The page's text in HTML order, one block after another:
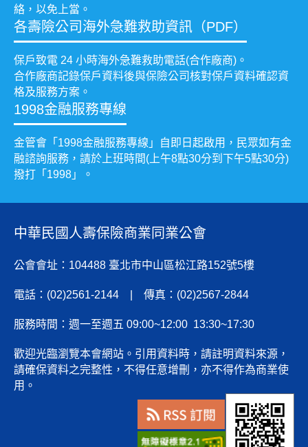
絡，以免上當。
各壽險公司海外急難救助資訊（PDF）
保戶致電 24 小時海外急難救助電話(合作廠商)。
合作廠商記錄保戶資料後與保險公司核對保戶資料確認資
格及服務方案。
1998金融服務專線
金管會「1998金融服務專線」自即日起啟用，民眾如有金
融諮詢服務，請於上班時間(上午8點30分到下午5點30分)
撥打「1998」。
中華民國人壽保險商業同業公會
公會會址：104488 臺北市中山區松江路152號5樓
電話：(02)2561-2144 | 傳真：(02)2567-2844
服務時間：週一至週五 09:00~12:00 13:30~17:30
歡迎光臨瀏覽本會網站。引用資料時，請註明資料來源，
請確保資料之完整性，不得任意增刪，亦不得作為商業使
用。